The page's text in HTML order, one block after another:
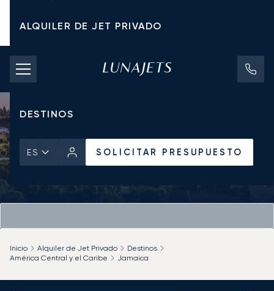
ALQUILER DE JET PRIVADO
TARIFAS DE CHÁRTER
JETS PRIVADOS
DESTINOS
ES SOLICITAR PRESUPUESTO
Inicio Alquiler de Jet Privado
Destinos
América Central y el Caribe
Jamaica